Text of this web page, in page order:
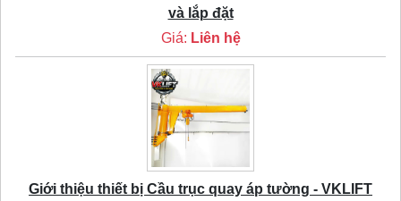
và lắp đặt
Giá: Liên hệ
Giới thiệu thiết bị Cầu trục quay áp tường - VKLIFT